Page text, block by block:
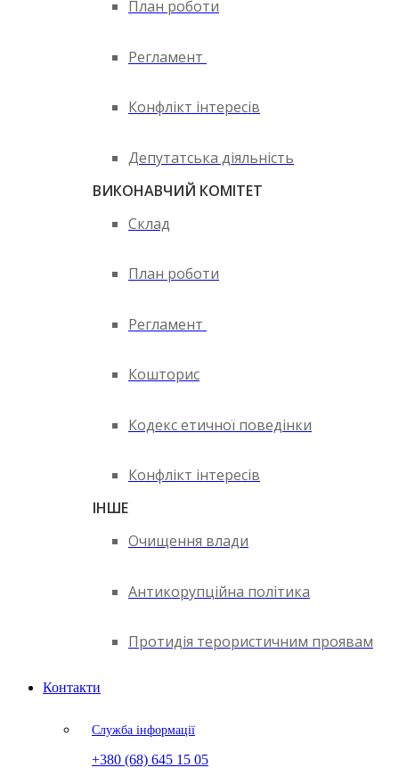
План роботи
Регламент
Конфлікт інтересів
Депутатська діяльність
ВИКОНАВЧИЙ КОМІТЕТ
Склад
План роботи
Регламент
Кошторис
Кодекс етичної поведінки
Конфлікт інтересів
ІНШЕ
Очищення влади
Антикорупційна політика
Протидія терористичним проявам
Контакти
Служба інформації
+380 (68) 645 15 05